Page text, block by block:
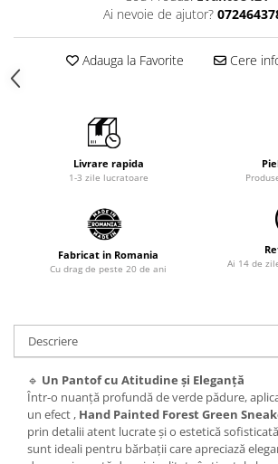
Ai nevoie de ajutor?
Adauga la Favorite Cere
Livrare rapida
1-3 zile lucratoare
Fabricat in Romania
Cu drag de peste 20 de ani
Ai 14 de
Descriere
🔹 Un Pantof cu Atitudine și Eleganță
Într-o nuanță profundă de verde pădure,
un efect , Hand Painted Forest Green
prin detalii atent lucrate și o estetică
sunt ideali pentru bărbații care apreciază